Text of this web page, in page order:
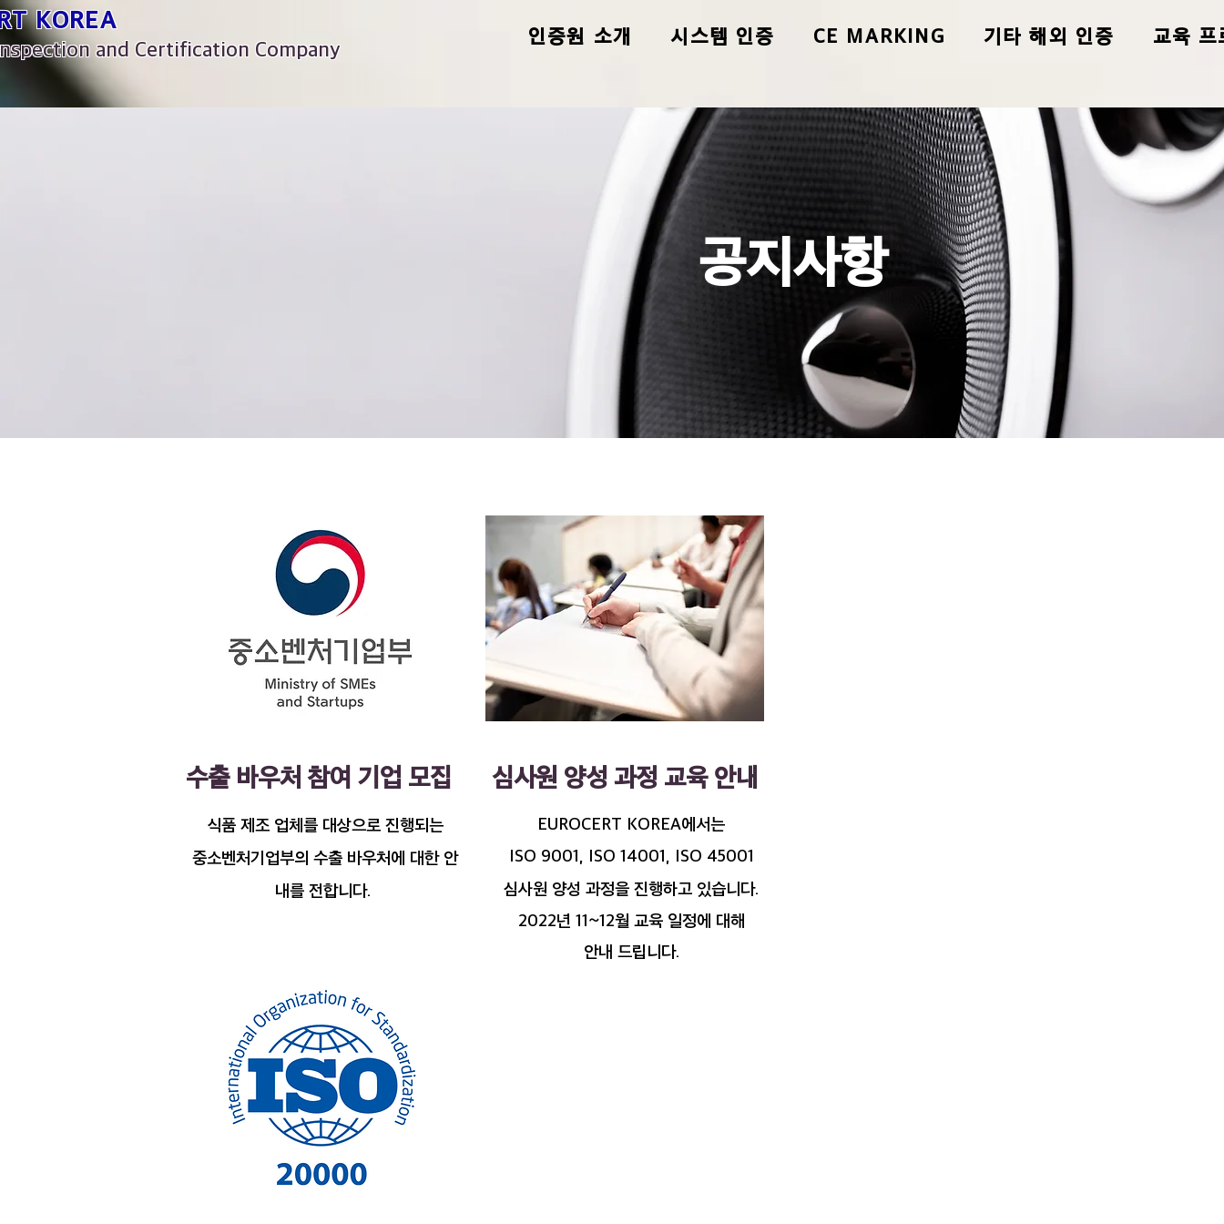
KOREA
and Certification Company 인증원 소개 시스템 인증 CE MARKING 기타 해외 인증 교육 프
공지사항
​수출 바우처 참여 기업 모집
식품 제조 업체를 대상으로 진행되는
중소벤처기업부의 수출 바우처에 대한 안
내를 전합니다.
​심사원 양성 과정 교육 안내
EUROCERT KOREA에서는
ISO 9001, ISO 14001, ISO 45001
심사원 양성 과정을 진행하고 있습니다.
2022년 11~12월 교육 일정에 대해
안내 드립니다.